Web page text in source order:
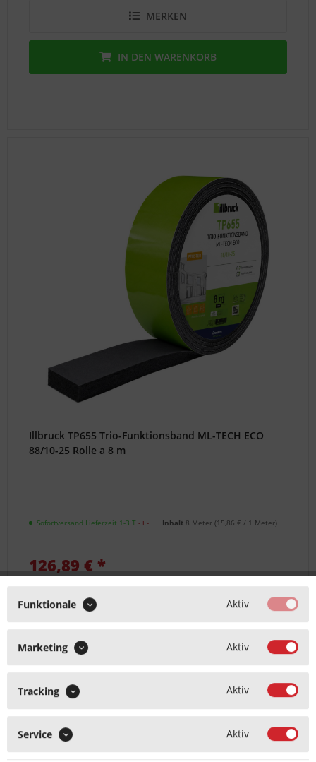
MERKEN
IN DEN WARENKORB
Illbruck TP655 Trio-Funktionsband ML-TECH ECO
88/10-25 Rolle a 8 m
Sofortversand Lieferzeit 1-3 T- ℹ - Inhalt 8 Meter(15,86 € / 1 Meter)
126,89 € *
Funktionale Aktiv
Marketing Aktiv
Tracking Aktiv
Service Aktiv